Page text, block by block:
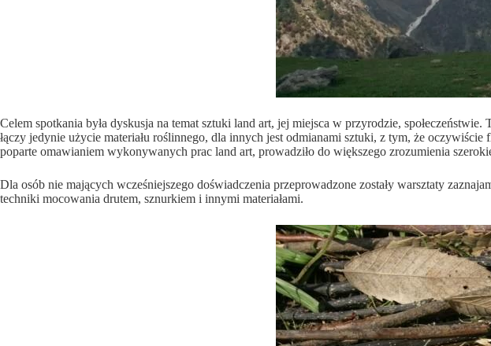
Celem spotkania była dyskusja na temat sztuki land art, jej miejsca w przyrodzie,
łączy jedynie użycie materiału roślinnego, dla innych jest odmianami sztuki, z tym, że
poparte omawianiem wykonywanych prac land art, prowadziło do większego zrozumienia
Dla osób nie mających wcześniejszego doświadczenia przeprowadzone zostały warsztaty
techniki mocowania drutem, sznurkiem i innymi materiałami.